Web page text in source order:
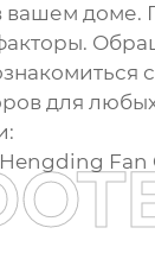
вашем доме.
для
Fan